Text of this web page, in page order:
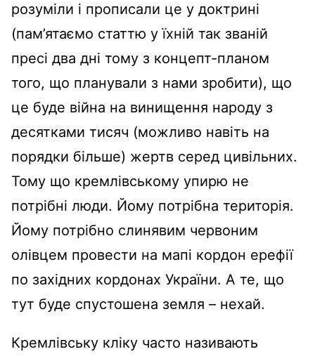
розуміли і прописали це у доктрині
(пам’ятаємо статтю у їхній так званій
пресі два дні тому з концепт-планом
того, що планували з нами зробити), що
це буде війна на винищення народу з
десятками тисяч (можливо навіть на
порядки більше) жертв серед цивільних.
Тому що кремлівському упирю не
потрібні люди. Йому потрібна територія.
Йому потрібно слинявим червоним
олівцем провести на мапі кордон ерефії
по західних кордонах України. А те, що
тут буде спустошена земля – нехай.
Кремлівську кліку часто називають